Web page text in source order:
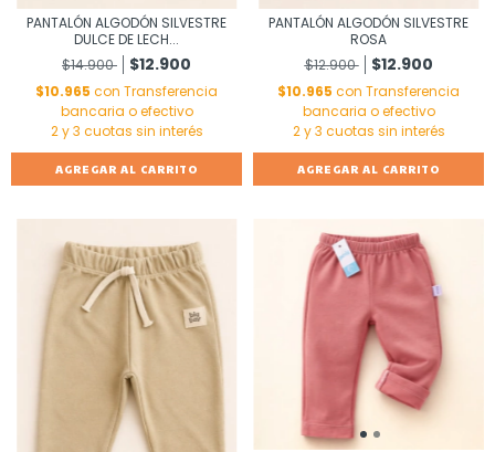
PANTALÓN ALGODÓN SILVESTRE
DULCE DE LECH...
$14.900
$12.900
$10.965 con Transferencia
bancaria o efectivo
AGREGAR AL CARRITO
PANTALÓN ALGODÓN SILVESTRE
ROSA
$12.900
$12.900
$10.965 con Transferencia
bancaria o efectivo
AGREGAR AL CARRITO